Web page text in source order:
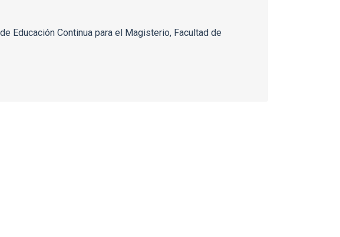
Educación Continua para el Magisterio, Facultad de